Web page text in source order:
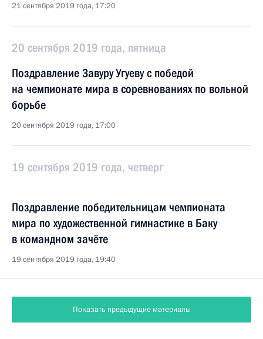
21 сентября 2019 года, 17:20
20 сентября 2019 года, пятница
Поздравление Завуру Угуеву с победой
на чемпионате мира в соревнованиях по вольной
борьбе
20 сентября 2019 года, 17:00
19 сентября 2019 года, четверг
Поздравление победительницам чемпионата
мира по художественной гимнастике в Баку
в командном зачёте
19 сентября 2019 года, 19:40
Показать предыдущие материалы